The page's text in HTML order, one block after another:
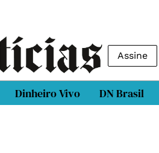
Assine
Dinheiro Vivo DN Brasil